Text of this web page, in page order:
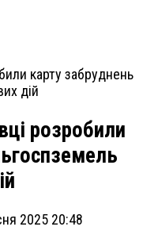
розробили
2025 20:48